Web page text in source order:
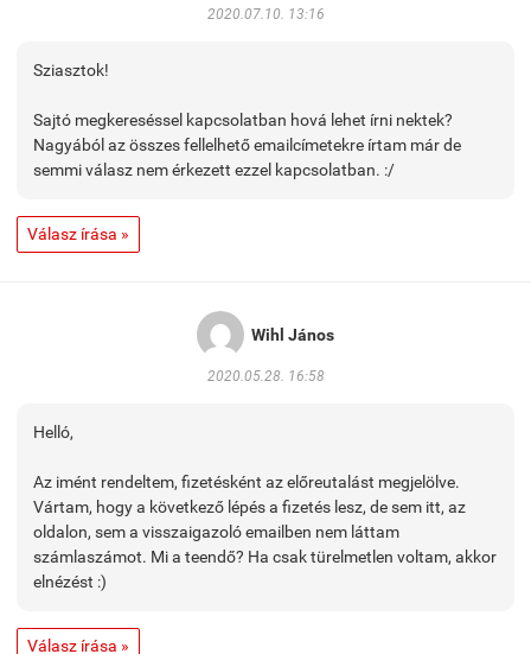
2020.07.10. 13:16
Sziasztok!
Sajtó megkereséssel kapcsolatban hová lehet írni nektek?
Nagyából az összes fellelhető emailcímetekre írtam már de
semmi válasz nem érkezett ezzel kapcsolatban. :/
Válasz írása »
Wihl János
2020.05.28. 16:58
Helló,
Az imént rendeltem, fizetésként az előreutalást megjelölve.
Vártam, hogy a következő lépés a fizetés lesz, de sem itt, az
oldalon, sem a visszaigazoló emailben nem láttam
számlaszámot. Mi a teendő? Ha csak türelmetlen voltam, akkor
elnézést :)
Válasz írása »